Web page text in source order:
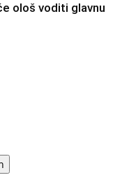
ološ voditi glavnu